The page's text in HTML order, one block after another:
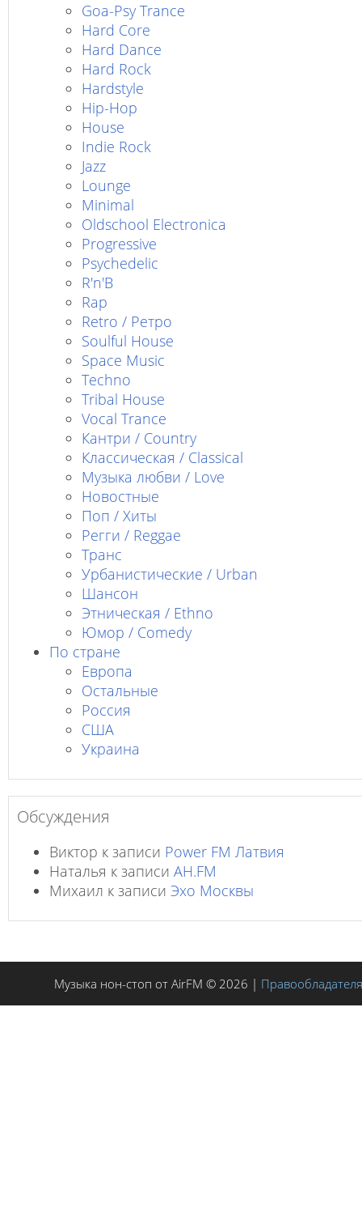
Goa-Psy Trance
Hard Core
Hard Dance
Hard Rock
Hardstyle
Hip-Hop
House
Indie Rock
Jazz
Lounge
Minimal
Oldschool Electronica
Progressive
Psychedelic
R'n'B
Rap
Retro / Ретро
Soulful House
Space Music
Techno
Tribal House
Vocal Trance
Кантри / Country
Классическая / Classical
Музыка любви / Love
Новостные
Поп / Хиты
Регги / Reggae
Транс
Урбанистические / Urban
Шансон
Этническая / Ethno
Юмор / Comedy
По стране
Европа
Остальные
Россия
США
Украина
Обсуждения
Виктор к записи Power FM Латвия
Наталья к записи AH.FM
Михаил к записи Эхо Москвы
Музыка нон-стоп от AirFM © 2026 |